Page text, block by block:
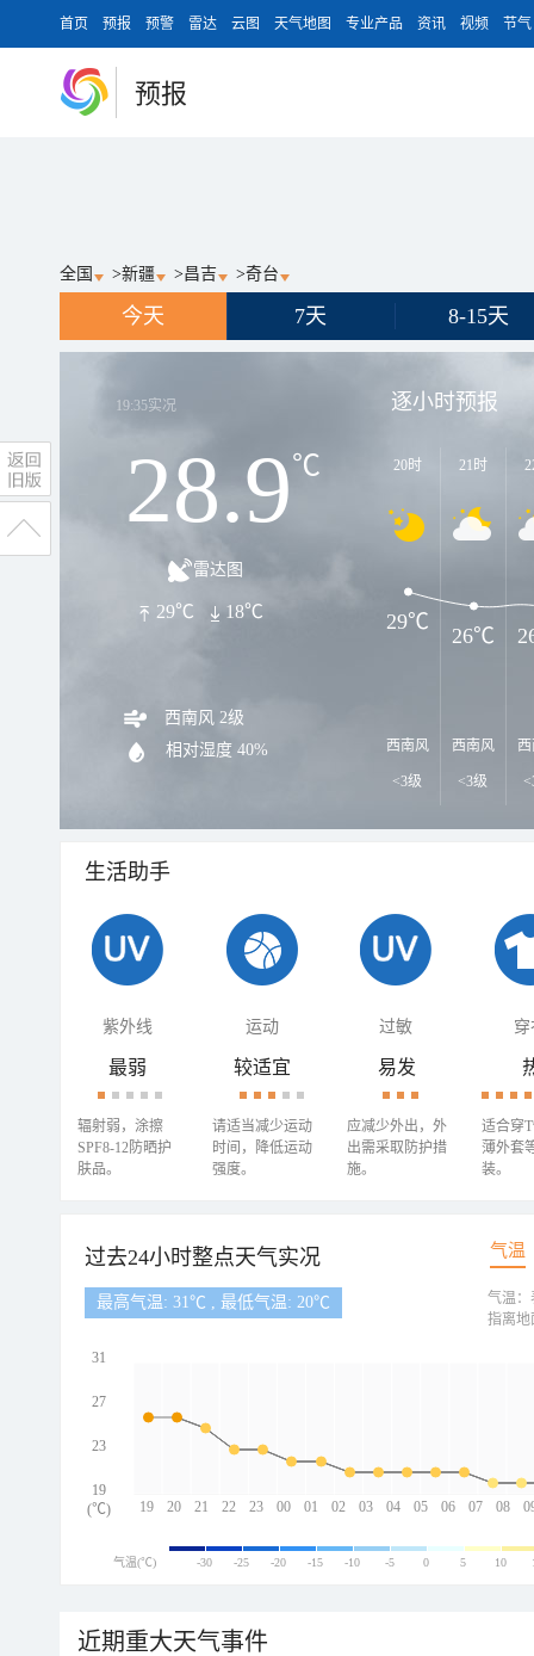
首页 预报 预警 雷达 云图 天气地图 专业产品 资讯 视频 节气
预报
全国 >新疆 >昌吉 >奇台
今天 7天 8-15天
19:35实况
28.9℃
雷达图
29℃ 18℃
西南风 2级
相对湿度 40%
逐小时预报
20时
西南风
<3级
21时
西南风
<3级
29℃
26℃
生活助手
紫外线 运动 过敏 穿
最弱
辐射弱，涂擦
SPF8-12防晒护
肤品。
较适宜
请适当减少运动
时间，降低运动
强度。
易发
应减少外出，外
出需采取防护措
施。
适合穿
薄外套
装。
过去24小时整点天气实况 气温
最高气温: 31℃ , 最低气温: 20℃
19 20 21 22 23 00 01 02 03 04 05 06 07 08
31
27
23
19
(℃)
气温：
指离地
气温(℃) -30 -25 -20 -15 -10 -5 0 5 10
近期重大天气事件